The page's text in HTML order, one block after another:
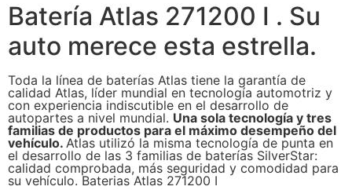
Batería Atlas 271200 I . Su
auto merece esta estrella.
Toda la línea de baterías Atlas tiene la garantía de
calidad Atlas, líder mundial en tecnología automotriz y
con experiencia indiscutible en el desarrollo de
autopartes a nivel mundial. Una sola tecnología y tres
familias de productos para el máximo desempeño del
vehículo. Atlas utilizó la misma tecnología de punta en
el desarrollo de las 3 familias de baterías SilverStar:
calidad comprobada, más seguridad y comodidad para
su vehículo. Baterias Atlas 271200 I